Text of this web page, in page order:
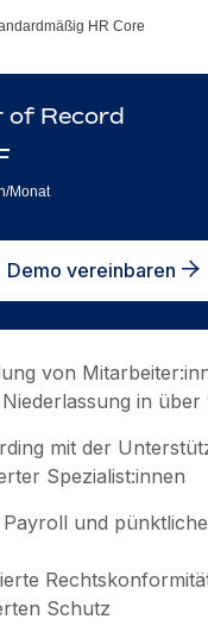
HR Core
of Record
Monat
Demo vereinbaren
von
in
mit der
Spezialist:innen
Payroll und
Schutz